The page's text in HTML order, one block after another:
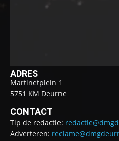
ADRES
Martinetplein 1
5751 KM Deurne
CONTACT
Tip de redactie:
Adverteren: